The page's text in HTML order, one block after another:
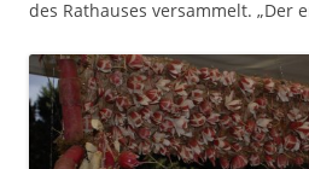
des Rathauses versammelt. „Der